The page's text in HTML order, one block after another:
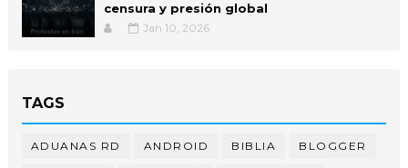
censura y presión global
Jan 10, 2026
TAGS
ADUANAS RD ANDROID BIBLIA BLOGGER